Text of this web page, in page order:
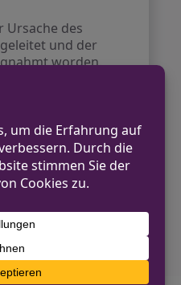
Ursache des
und der
worden.
Ohne
verunfallt
BEITRAG
nach Diebstahl aus